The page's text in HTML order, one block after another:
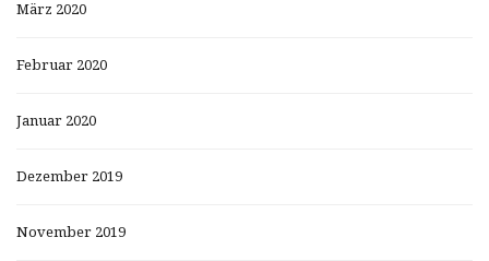
März 2020
Februar 2020
Januar 2020
Dezember 2019
November 2019